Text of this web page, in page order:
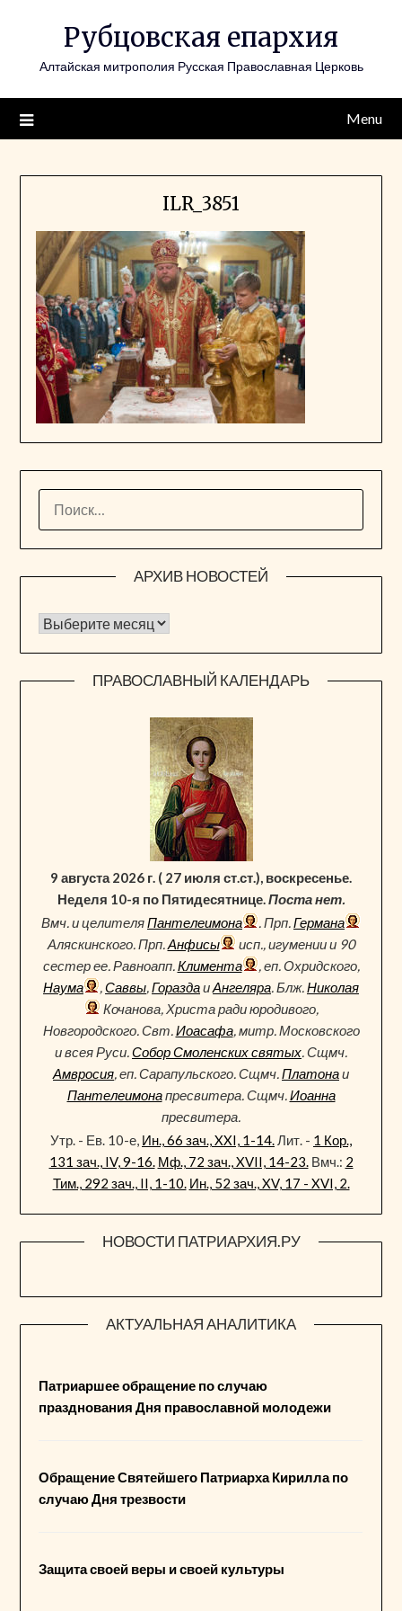
Рубцовская епархия
Алтайская митрополия Русская Православная Церковь
Menu
ILR_3851
АРХИВ НОВОСТЕЙ
Архив новостей
ПРАВОСЛАВНЫЙ КАЛЕНДАРЬ
9 августа 2026 г. ( 27 июля ст.ст.), воскресенье.
Неделя 10-я по Пятидесятнице.Поста нет.
Вмч. и целителяПантелеимона . Прп.Германа
Аляскинского. Прп.Анфисы
исп., игумении и 90
сестер ее. Равноапп.Климента
, еп. Охридского,
Наума
,Саввы,ГораздаиАнгеляра. Блж.Николая
Кочанова, Христа ради юродивого,
Новгородского. Свт.Иоасафа, митр. Московского
и всея Руси.Собор Смоленских святых. Сщмч.
Амвросия, еп. Сарапульского. Сщмч.Платонаи
Пантелеимонапресвитера. Сщмч.Иоанна
пресвитера.
Утр. - Ев. 10-е, Ин., 66 зач., XXI, 1-14.Лит. - 1 Кор.,
131 зач., IV, 9-16. Мф., 72 зач., XVII, 14-23.Вмч.: 2
Тим., 292 зач., II, 1-10. Ин., 52 зач., XV, 17 - XVI, 2.
НОВОСТИ ПАТРИАРХИЯ.РУ
АКТУАЛЬНАЯ АНАЛИТИКА
Патриаршее обращение по случаю
празднования Дня православной молодежи
Обращение Святейшего Патриарха Кирилла по
случаю Дня трезвости
Защита своей веры и своей культуры